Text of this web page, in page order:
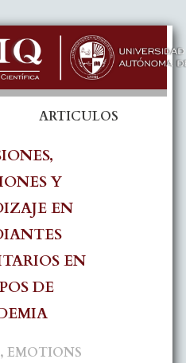
ARTICULOS
Y
EN
EN
DE
EMOTIONS